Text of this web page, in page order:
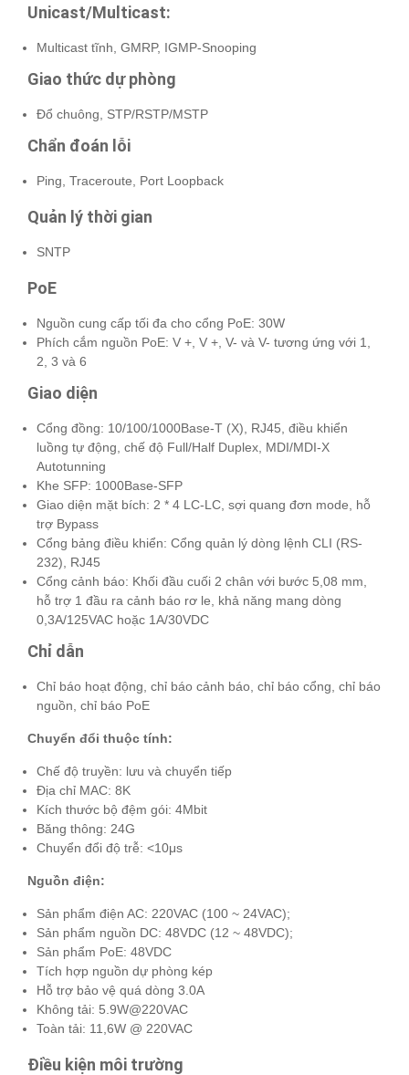
Unicast/Multicast:
Multicast tĩnh, GMRP, IGMP-Snooping
Giao thức dự phòng
Đổ chuông, STP/RSTP/MSTP
Chẩn đoán lỗi
Ping, Traceroute, Port Loopback
Quản lý thời gian
SNTP
PoE
Nguồn cung cấp tối đa cho cổng PoE: 30W
Phích cắm nguồn PoE: V +, V +, V- và V- tương ứng với 1,
2, 3 và 6
Giao diện
Cổng đồng: 10/100/1000Base-T (X), RJ45, điều khiển
luồng tự động, chế độ Full/Half Duplex, MDI/MDI-X
Autotunning
Khe SFP: 1000Base-SFP
Giao diện mặt bích: 2 * 4 LC-LC, sợi quang đơn mode, hỗ
trợ Bypass
Cổng bảng điều khiển: Cổng quản lý dòng lệnh CLI (RS-
232), RJ45
Cổng cảnh báo: Khối đầu cuối 2 chân với bước 5,08 mm,
hỗ trợ 1 đầu ra cảnh báo rơ le, khả năng mang dòng
0,3A/125VAC hoặc 1A/30VDC
Chỉ dẫn
Chỉ báo hoạt động, chỉ báo cảnh báo, chỉ báo cổng, chỉ báo
nguồn, chỉ báo PoE
Chuyển đổi thuộc tính:
Chế độ truyền: lưu và chuyển tiếp
Địa chỉ MAC: 8K
Kích thước bộ đệm gói: 4Mbit
Băng thông: 24G
Chuyển đổi độ trễ: <10μs
Nguồn điện:
Sản phẩm điện AC: 220VAC (100 ~ 24VAC);
Sản phẩm nguồn DC: 48VDC (12 ~ 48VDC);
Sản phẩm PoE: 48VDC
Tích hợp nguồn dự phòng kép
Hỗ trợ bảo vệ quá dòng 3.0A
Không tải: 5.9W@220VAC
Toàn tải: 11,6W @ 220VAC
Điều kiện môi trường